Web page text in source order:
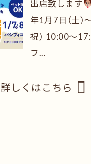
出店致します
年1月7日（土）
祝） 10:00～
フ...
詳しくはこちら